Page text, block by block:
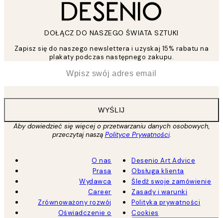
DOŁĄCZ DO NASZEGO ŚWIATA SZTUKI
Zapisz się do naszego newslettera i uzyskaj 15% rabatu na
plakaty podczas następnego zakupu.
WYŚLIJ
Aby dowiedzieć się więcej o przetwarzaniu danych osobowych,
przeczytaj naszą Polityce Prywatności.
O nas
Prasa
Wydawca
Career
Zrównoważony rozwój
Oświadczenie o
Desenio Art Advice
Obsługa klienta
Śledź swoje zamówienie
Zasady i warunki
Polityka prywatności
Cookies